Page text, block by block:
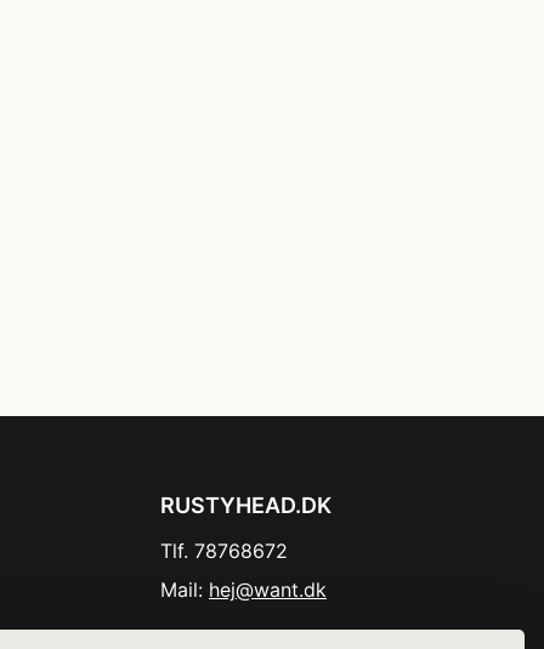
RUSTYHEAD.DK
Tlf. 78768672
Mail: hej@want.dk